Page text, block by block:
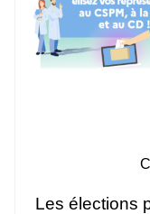
Les élections